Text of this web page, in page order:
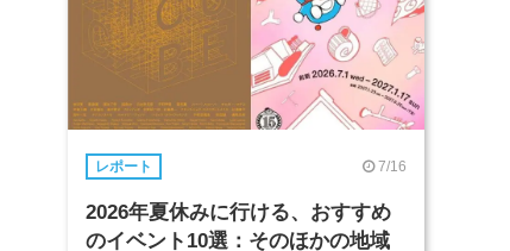
レポート 7/16
2026年夏休みに行ける、おすすめ
のイベント10選：そのほかの地域